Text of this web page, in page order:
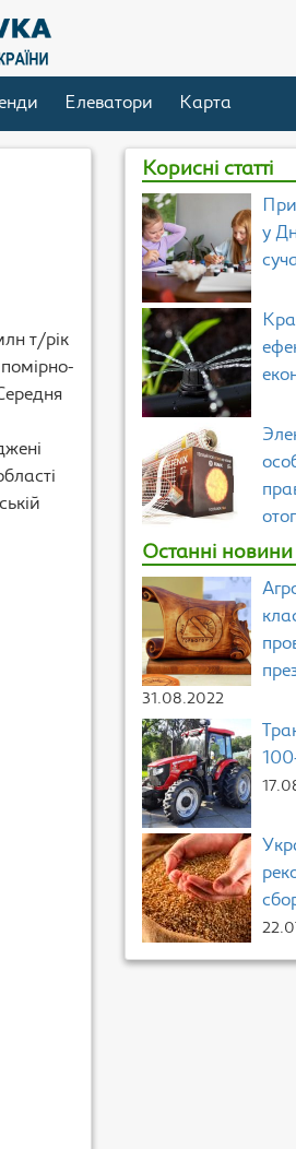
Елеватори Карта
т/рік
Корисні статті
у
Останні новини
31.08.2022